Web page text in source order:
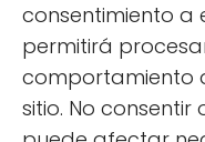
consentimiento a
permitirá
comportamiento
sitio. No consentir